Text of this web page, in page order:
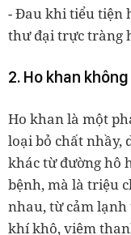
- Đau khi tiểu tiện
thư đại trực tràng
2. Ho khan
Ho khan là một
loại bỏ chất nhầy,
khác từ đường hô
bệnh, mà là triệu
nhau, từ cảm
khí khô, viêm